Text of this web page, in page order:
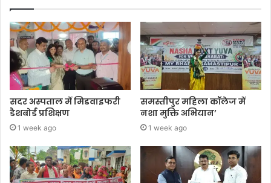
सदर अस्पताल में मिडवाइफरी
डैशबोर्ड प्रशिक्षण
1 week ago
समस्तीपुर महिला कॉलेज में
नशा मुक्ति अभियान’
1 week ago